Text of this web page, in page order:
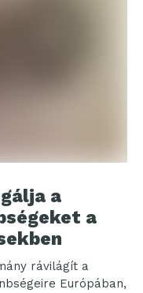
a
a
rávilágít a
Európában,